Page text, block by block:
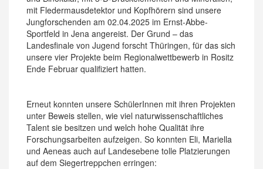
mit Fledermausdetektor und Kopfhörern sind unsere
Jungforschenden am 02.04.2025 im Ernst-Abbe-
Sportfeld in Jena angereist. Der Grund – das
Landesfinale von Jugend forscht Thüringen, für das sich
unsere vier Projekte beim Regionalwettbewerb in Rositz
Ende Februar qualifiziert hatten.
Erneut konnten unsere SchülerInnen mit ihren Projekten
unter Beweis stellen, wie viel naturwissenschaftliches
Talent sie besitzen und welch hohe Qualität ihre
Forschungsarbeiten aufzeigen. So konnten Eli, Mariella
und Aeneas auch auf Landesebene tolle Platzierungen
auf dem Siegertreppchen erringen: